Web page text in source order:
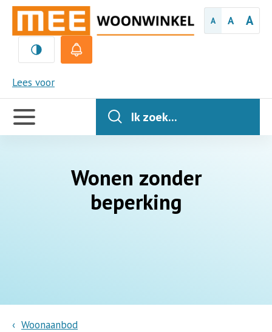
A A A
Lees voor
MEE
Handige
links
Ik zoek...
Wonen zonder
beperking
Woonaanbod